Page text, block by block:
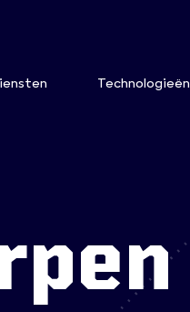
Technologieën